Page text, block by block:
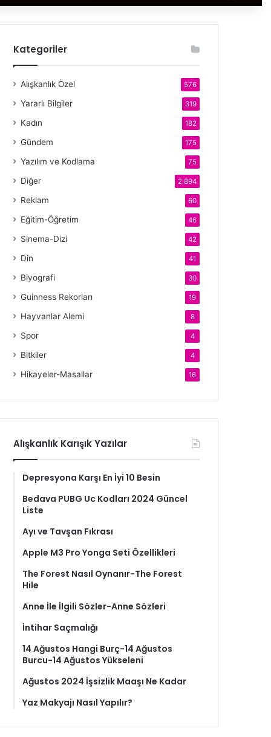
yap
Kategoriler
Alışkanlık Özel 576
Yararlı Bilgiler 319
Kadın 182
Gündem 175
Yazılım ve Kodlama 75
Diğer 2.894
Reklam 60
Eğitim-Öğretim 46
Sinema-Dizi 42
Din 41
Biyografi 30
Guinness Rekorları 19
Hayvanlar Alemi 8
Spor 4
Bitkiler 4
Hikayeler-Masallar 16
Alışkanlık Karışık Yazılar
Depresyona Karşı En İyi 10 Besin
Bedava PUBG Uc Kodları 2024 Güncel
Liste
Ayı ve Tavşan Fıkrası
Apple M3 Pro Yonga Seti Özellikleri
The Forest Nasıl Oynanır-The Forest
Hile
Anne İle İlgili Sözler-Anne Sözleri
İntihar Saçmalığı
14 Ağustos Hangi Burç-14 Ağustos
Burcu-14 Ağustos Yükseleni
Ağustos 2024 İşsizlik Maaşı Ne Kadar
Yaz Makyajı Nasıl Yapılır?